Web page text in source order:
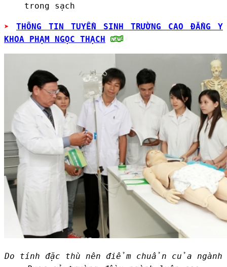
trong sạch
➤
THÔNG TIN TUYỂN SINH TRƯỜNG CAO ĐẲNG Y
KHOA PHẠM NGỌC THẠCH
Do tính đặc thù nên điểm chuẩn của ngành